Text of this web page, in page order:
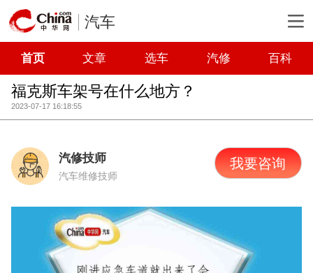
汽车
首页 文章 选车 汽修 百科
福克斯车架号在什么地方？
2023-07-17 16:18:55
汽修技师
汽车维修技师
我要咨询